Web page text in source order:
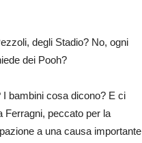
degli Stadio? No, ogni
dei Pooh?
I bambini cosa dicono? E ci
Ferragni, peccato per la
a una causa importante